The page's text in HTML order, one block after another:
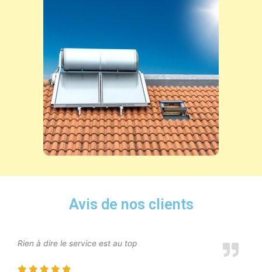
Avis de nos clients
Rien à dire le service est au top